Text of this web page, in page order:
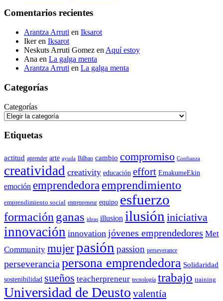
Comentarios recientes
Arantza Arruti en Iksarot
Ikeren Iksarot
Neskuts Arruti Gomez en Aquí estoy
Ana en La galga menta
Arantza Arruti en La galga menta
Categorías
Categorías
Etiquetas
actitud aprender arte ayuda Bilbao cambio compromiso Confianza
creatividad creativity educación effort EmakumeEkin
emoción emprendedora emprendimiento
emprendimiento social entrepreneur equipo esfuerzo
formación ganas ideas illusion ilusión iniciativa
innovación innovation jóvenes emprendedores Met
Community mujerpasión passion perseverance
perseverancia persona emprendedora Solidaridad
sostenibilidad sueños teacherpreneur tecnología trabajo training
Universidad de Deusto valentía